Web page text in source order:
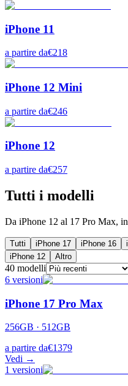
iPhone 11
a partire da€218
iPhone 12 Mini
a partire da€246
iPhone 12
a partire da€257
Tutti i modelli
Da iPhone 12 al 17 Pro Max,
Tutti iPhone 17 iPhone 16
iPhone 12
Altro
40 modelli
6 versioni
iPhone 17 Pro Max
256GB · 512GB
a partire da€1379
Vedi →
1 versioni